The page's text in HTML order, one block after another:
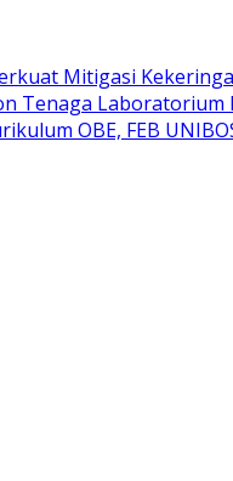
Mitigasi
Tenaga Laboratorium
OBE, FEB